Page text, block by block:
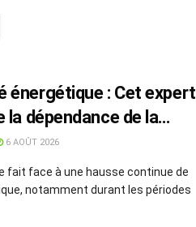
énergétique : Cet expert
dépendance de la
algérienne
6 AOÛT 2026
fait face à une hausse continue de
notamment durant les périodes